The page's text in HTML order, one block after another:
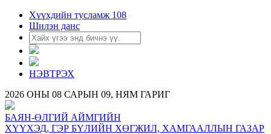
Хүүхдийн тусламж 108
Шилэн данс
НЭВТРЭХ
2026 ОНЫ 08 САРЫН 09, НЯМ ГАРИГ
БАЯН-ӨЛГИЙ АЙМГИЙН
ХҮҮХЭД, ГЭР БҮЛИЙН ХӨГЖИЛ, ХАМГААЛЛЫН ГАЗАР